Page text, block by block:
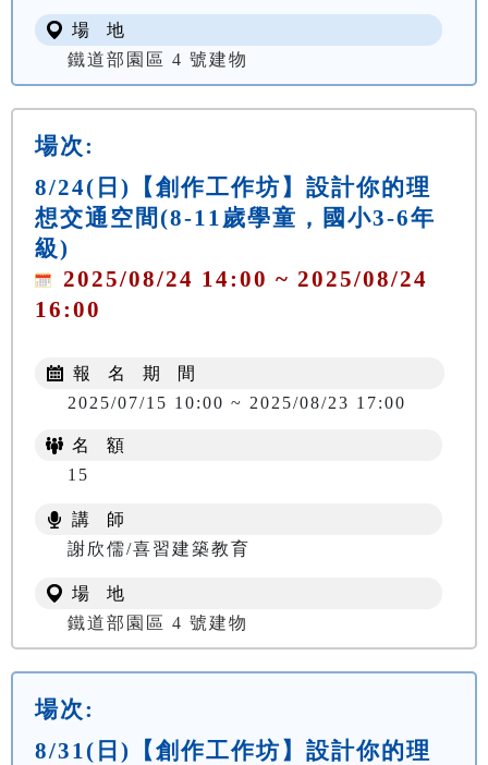
場 地
鐵道部園區 4 號建物
場次:
8/24(日)【創作工作坊】設計你的理
想交通空間(8-11歲學童，國小3-6年
級)
2025/08/24 14:00 ~ 2025/08/24
16:00
報 名 期 間
2025/07/15 10:00 ~ 2025/08/23 17:00
名 額
15
講 師
謝欣儒/喜習建築教育
場 地
鐵道部園區 4 號建物
場次:
8/31(日)【創作工作坊】設計你的理